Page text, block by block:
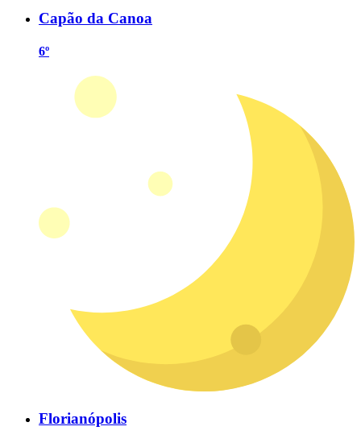
Capão da Canoa
6º
Florianópolis